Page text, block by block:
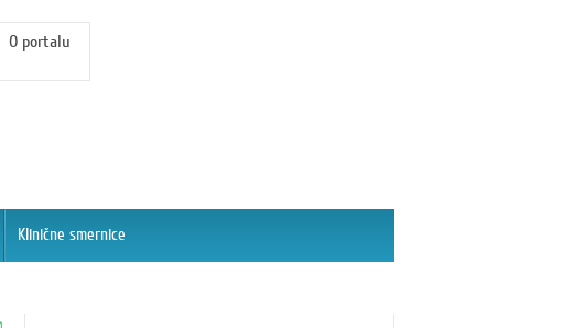
O portalu
Klinične smernice